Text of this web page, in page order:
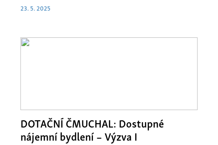
23. 5. 2025
DOTAČNÍ ČMUCHAL: Dostupné
nájemní bydlení – Výzva I